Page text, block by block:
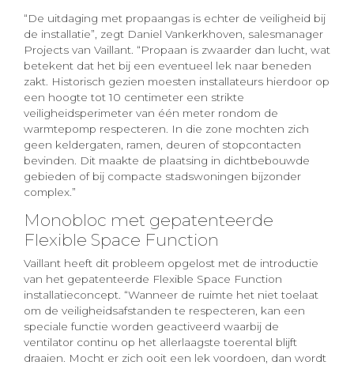
“De uitdaging met propaangas is echter de veiligheid bij
de installatie”, zegt Daniel Vankerkhoven, salesmanager
Projects van Vaillant. “Propaan is zwaarder dan lucht, wat
betekent dat het bij een eventueel lek naar beneden
zakt. Historisch gezien moesten installateurs hierdoor op
een hoogte tot 10 centimeter een strikte
veiligheidsperimeter van één meter rondom de
warmtepomp respecteren. In die zone mochten zich
geen keldergaten, ramen, deuren of stopcontacten
bevinden. Dit maakte de plaatsing in dichtbebouwde
gebieden of bij compacte stadswoningen bijzonder
complex.”
Monobloc met gepatenteerde
Flexible Space Function
Vaillant heeft dit probleem opgelost met de introductie
van het gepatenteerde Flexible Space Function
installatieconcept. “Wanneer de ruimte het niet toelaat
om de veiligheidsafstanden te respecteren, kan een
speciale functie worden geactiveerd waarbij de
ventilator continu op het allerlaagste toerental blijft
draaien. Mocht er zich ooit een lek voordoen, dan wordt